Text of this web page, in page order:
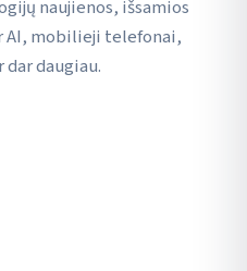
naujienos, išsamios
AI, mobilieji telefonai,
daugiau.